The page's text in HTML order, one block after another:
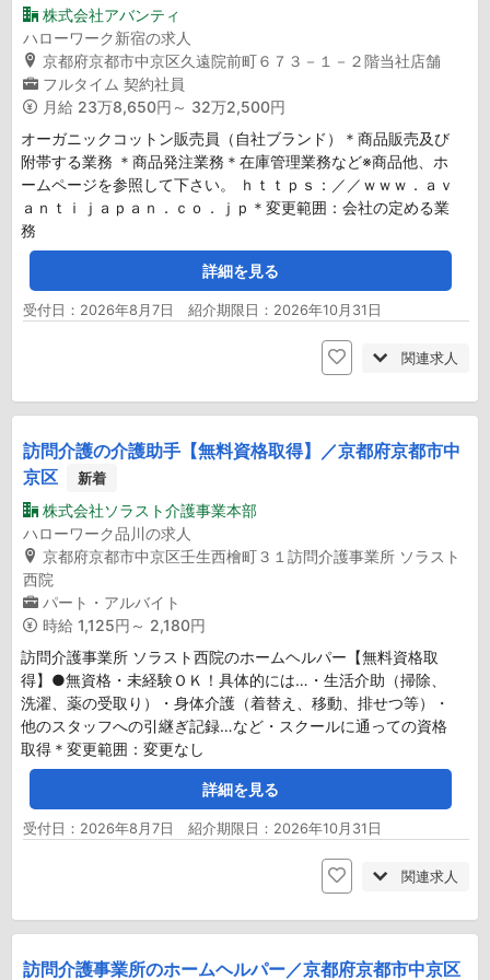
株式会社アバンティ
ハローワーク新宿の求人
京都府京都市中京区久遠院前町６７３－１－２階当社店舗
フルタイム 契約社員
月給 23万8,650円～ 32万2,500円
オーガニックコットン販売員（自社ブランド）＊商品販売及び
附帯する業務 ＊商品発注業務＊在庫管理業務など※商品他、ホ
ームページを参照して下さい。 ｈｔｔｐｓ：／／ｗｗｗ．ａｖ
ａｎｔｉｊａｐａｎ．ｃｏ．ｊｐ＊変更範囲：会社の定める業
務
詳細を見る
受付日：2026年8月7日 紹介期限日：2026年10月31日
関連求人
訪問介護の介護助手【無料資格取得】／京都府京都市中
京区
新着
株式会社ソラスト介護事業本部
ハローワーク品川の求人
京都府京都市中京区壬生西檜町３１訪問介護事業所 ソラスト
西院
パート・アルバイト
時給 1,125円～ 2,180円
訪問介護事業所 ソラスト西院のホームヘルパー【無料資格取
得】●無資格・未経験ＯＫ！具体的には…・生活介助（掃除、
洗濯、薬の受取り）・身体介護（着替え、移動、排せつ等）・
他のスタッフへの引継ぎ記録…など・スクールに通っての資格
取得＊変更範囲：変更なし
詳細を見る
受付日：2026年8月7日 紹介期限日：2026年10月31日
関連求人
訪問介護事業所のホームヘルパー／京都府京都市中京区